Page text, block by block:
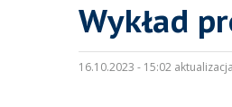
Wykład
16.10.2023 - 15:02